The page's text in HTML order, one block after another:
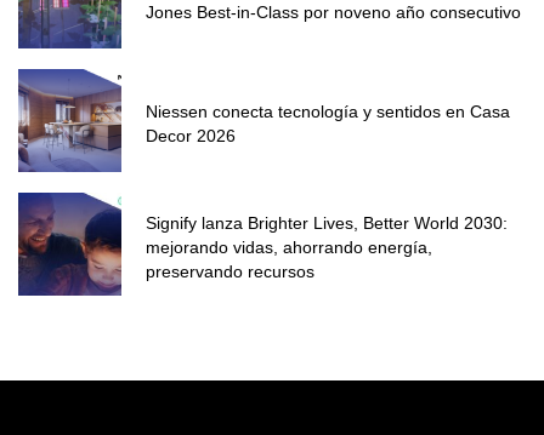
Jones Best-in-Class por noveno año consecutivo
Niessen conecta tecnología y sentidos en Casa
Decor 2026
Signify lanza Brighter Lives, Better World 2030:
mejorando vidas, ahorrando energía,
preservando recursos